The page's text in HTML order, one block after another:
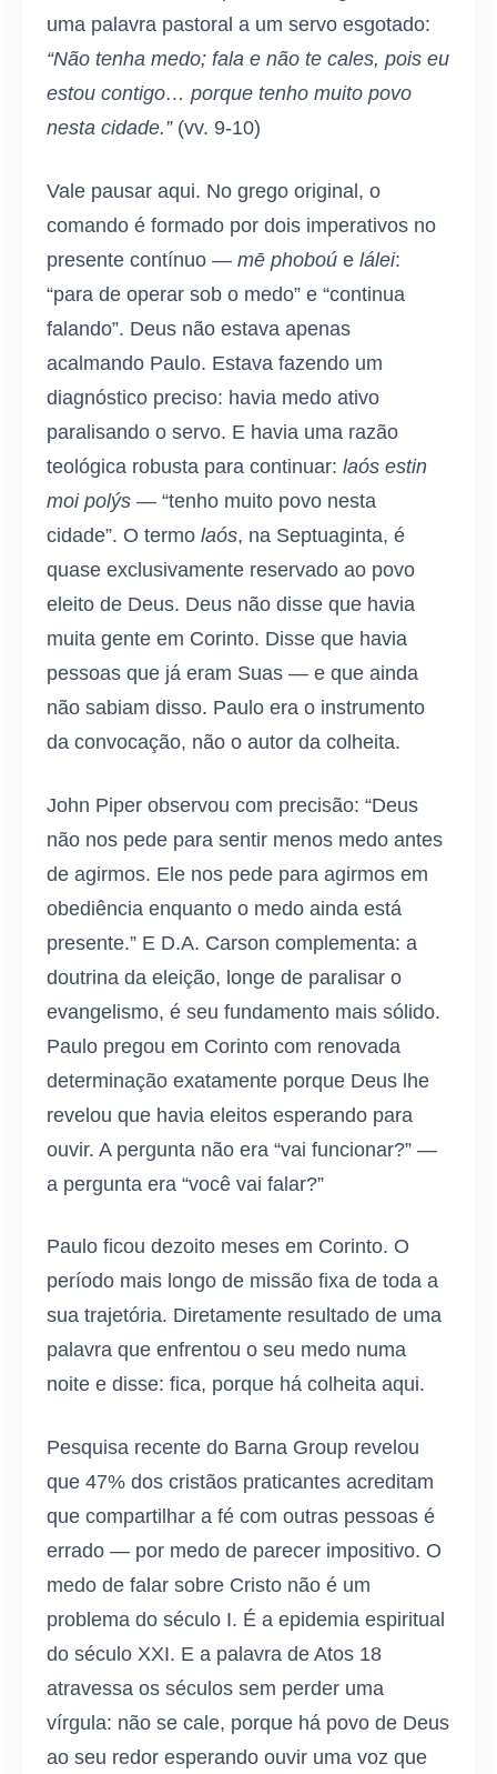
uma palavra pastoral a um servo esgotado:
“Não tenha medo; fala e não te cales, pois eu
estou contigo… porque tenho muito povo
nesta cidade.”(vv. 9-10)
Vale pausar aqui. No grego original, o
comando é formado por dois imperativos no
presente contínuo — mē phoboú e lálei:
“para de operar sob o medo” e “continua
falando”. Deus não estava apenas
acalmando Paulo. Estava fazendo um
diagnóstico preciso: havia medo ativo
paralisando o servo. E havia uma razão
teológica robusta para continuar: laós estin
moi polýs — “tenho muito povo nesta
cidade”. O termo laós, na Septuaginta, é
quase exclusivamente reservado ao povo
eleito de Deus. Deus não disse que havia
muita gente em Corinto. Disse que havia
pessoas que já eram Suas — e que ainda
não sabiam disso. Paulo era o instrumento
da convocação, não o autor da colheita.
John Piper observou com precisão: “Deus
não nos pede para sentir menos medo antes
de agirmos. Ele nos pede para agirmos em
obediência enquanto o medo ainda está
presente.” E D.A. Carson complementa: a
doutrina da eleição, longe de paralisar o
evangelismo, é seu fundamento mais sólido.
Paulo pregou em Corinto com renovada
determinação exatamente porque Deus lhe
revelou que havia eleitos esperando para
ouvir. A pergunta não era “vai funcionar?” —
a pergunta era “você vai falar?”
Paulo ficou dezoito meses em Corinto. O
período mais longo de missão fixa de toda a
sua trajetória. Diretamente resultado de uma
palavra que enfrentou o seu medo numa
noite e disse: fica, porque há colheita aqui.
Pesquisa recente do Barna Group revelou
que 47% dos cristãos praticantes acreditam
que compartilhar a fé com outras pessoas é
errado — por medo de parecer impositivo. O
medo de falar sobre Cristo não é um
problema do século I. É a epidemia espiritual
do século XXI. E a palavra de Atos 18
atravessa os séculos sem perder uma
vírgula: não se cale, porque há povo de Deus
ao seu redor esperando ouvir uma voz que